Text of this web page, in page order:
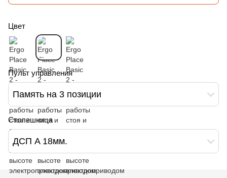
Цвет
Пульт управления
Память на 3 позиции
Столешница
ДСП A 18мм.